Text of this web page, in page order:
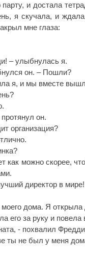
и достала
я скучала, и
мне глаза:
– улыбнулась я.
он. – Пошли?
я, и мы вместе
он.
организация?
как можно скорее,
директор в
дома. Я открыла
его за руку и
- похвалил
ты не был у меня